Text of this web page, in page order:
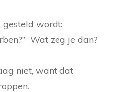
wordt:
Wat zeg je dan?
niet, want dat